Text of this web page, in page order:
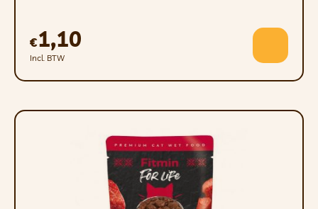
€1,10
Incl. BTW